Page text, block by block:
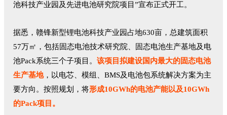
池科技产业园及先进电池研究院项目”宣布正式开工。
据悉，赣锋新型锂电池科技产业园占地630亩，总建筑面积
57万㎡，包括固态电池技术研究院、固态电池生产基地及电
池Pack系统三个子项目。 该项目拟建设国内最大的固态电池
生产基地，以电芯、模组、BMS及电池包系统解决方案为主
要方向。按照规划，将形成10GWh的电池产能以及10GWh
的Pack项目。